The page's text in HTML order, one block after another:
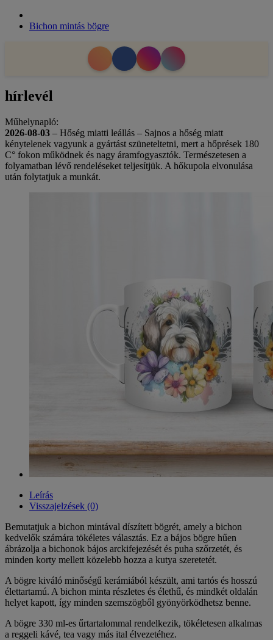
Bichon mintás bögre
hírlevél
Műhelynapló:
2026-08-03 – Hőség miatti leállás – Sajnos a hőség miatt
kénytelenek vagyunk a gyártást szüneteltetni, mert a hőprések 180
C° fokon működnek és nagy áramfogyasztók. Természetesen a
folyamatban lévő rendeléseket teljesítjük. A hőkupola elvonulása
után folytatjuk a munkát.
Leírás
Visszajelzések (0)
Bemutatjuk a bichon mintával díszített bögrét, amely a bichon
kedvelők számára tökéletes választás. Ez a bájos bögre hűen
ábrázolja a bichonok bájos arckifejezését és puha szőrzetét, és
minden korty mellett közelebb hozza a kutya szeretetét.
A bögre kiváló minőségű kerámiából készült, ami tartós és hosszú
élettartamú. A bichon minta részletes és élethű, és mindkét oldalán
helyet kapott, így minden szemszögből gyönyörködhetsz benne.
A bögre 330 ml-es űrtartalommal rendelkezik, tökéletesen alkalmas
a reggeli kávé, tea vagy más ital élvezetéhez.